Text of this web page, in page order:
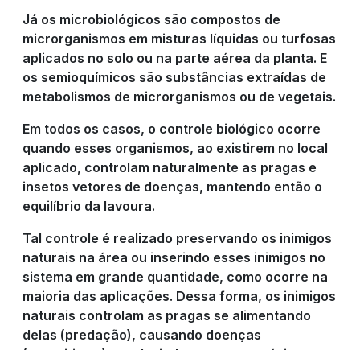
Já os microbiológicos são compostos de
microrganismos em misturas líquidas ou turfosas
aplicados no solo ou na parte aérea da planta. E
os semioquímicos são substâncias extraídas de
metabolismos de microrganismos ou de vegetais.
Em todos os casos, o controle biológico ocorre
quando esses organismos, ao existirem no local
aplicado, controlam naturalmente as pragas e
insetos vetores de doenças, mantendo então o
equilíbrio da lavoura.
Tal controle é realizado preservando os inimigos
naturais na área ou inserindo esses inimigos no
sistema em grande quantidade, como ocorre na
maioria das aplicações. Dessa forma, os inimigos
naturais controlam as pragas se alimentando
delas (predação), causando doenças